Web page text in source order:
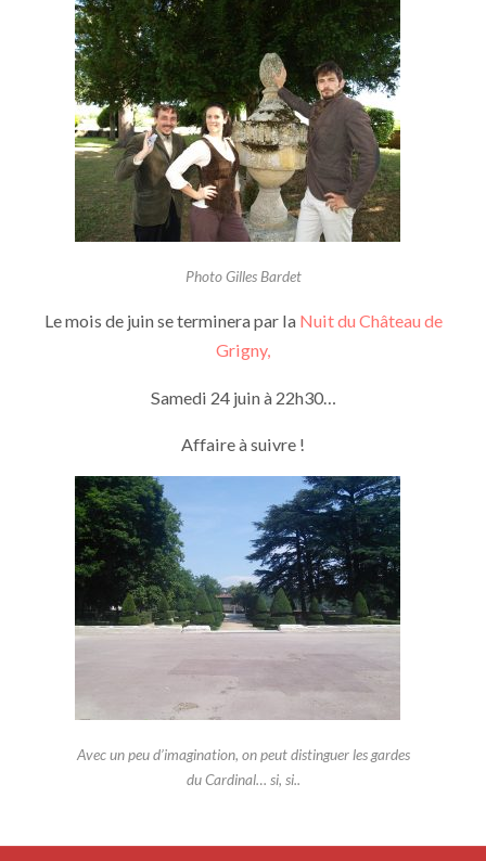
Photo Gilles Bardet
Le mois de juin se terminera par la Nuit du Château de
Grigny,
Samedi 24 juin à 22h30…
Affaire à suivre !
Avec un peu d’imagination, on peut distinguer les gardes
du Cardinal… si, si..